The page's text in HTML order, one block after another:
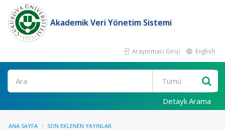
Akademik Veri Yönetim Sistemi
Araştırmacı Girişi English
Ara
Detaylı Arama
ANA SAYFA SON EKLENEN YAYINLAR